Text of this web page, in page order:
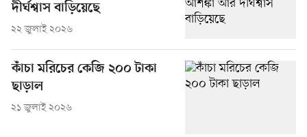
দীর্ঘশ্বাস বাড়িয়েছে
২২ জুলাই ২০২৬
কাঁচা মরিচের কেজি ২০০ টাকা
ছাড়াল
২১ জুলাই ২০২৬